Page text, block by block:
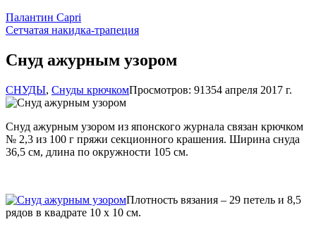
Палантин Capri
Сетчатая накидка-трапеция
Снуд ажурным узором
СНУДЫ, Снуды крючкомПросмотров: 91354 апреля 2017 г.
Снуд ажурным узором из японского журнала связан крючком
№ 2,3 из 100 г пряжи секционного крашения. Ширина снуда
36,5 см, длина по окружности 105 см.
Плотность вязания – 29 петель и 8,5
рядов в квадрате 10 х 10 см.